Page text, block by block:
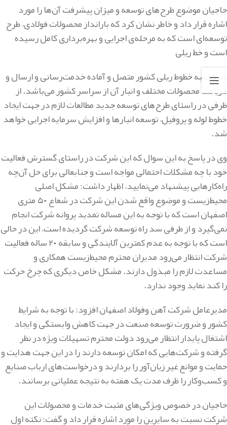
حاجیان موضوع طرح‌های توسعه و میزان پیشرفت آن‌ها را مورد
اشاره قرار داد و خاطر نشان کرد که بارانداز محصولات فولادی، طرح
توسعه‌ای است که به مرحله‌ی اجرایی و بهره‌برداری کامل رسیده
است و خط‌ ریلی
شرکت به خطوط‌ ریلی کشور متصل و آماده خدمت‌رسانی و ارسال و
دریافت محصولات مختلف و انبار آن از سراسر کشور می‌باشد. از
ظرفی در راستای طرح‌های توسعه جدید مطالعات لازم در جهت ایجاد
خطوط‌ لوله و پروفیل، توسعه انبارها و افزایش سرمایه اجرایی خواهد
شد.
وی در پاسخ به این سوال که این شرکت در راستای گسترش فعالیت
خود با چه مشکلات احتمالی مواجه است و جنابعالی برای حل آن‌چه
راه‌کارهایی پیشنهاد می‌نمایید، اظهار داشت: مشکل اصلی
محیط‌زیست و موضوع واقع شدن این شرکت در شعاع ۵۰ متری
اصفهان است که با توجه به این مساله تمدید پروانه شرکت انجام
نمی‌گیرد و از طرفی سد راه توسعه شرکت گردیده است، این در حالی
است که با توجه به عدم کمترین آلایندگی و سابقه ۲۰ ساله فعالیت
شرکت انتظار می‌رود مدیران محترم محیط‌زیست همکاری و
مساعدت لازم را مبذول دارند. مشکل خاص دیگری که چرخ حرکت
را کند نماید وجود ندارد.
مدیرعامل شرکت آهن وفولاد اصفهان افزود: با توجه به شرایط
کشور و ضرورت توسعه صنعت در جهت کاهش وابستگی و ایجاد
اشتغال پایدار انتظار می‌رود دولت محترم تسهیلات ویژه در نظر
گرفته و شرکت‌هایی که امکان توسعه دارند را در این جهت هدایت و
حمایت و موانع غیر زیان‌آور را بردارند و درخواست‌های ارباب صنایع
و کسب‌وکار را ظرف مدت یک هفته به نتیجه عملیاتی برسانند.
حاجیان در خصوص ویژگی‌های مثبت خدمات و محصولات این
شرکت نسبت به سایرین را مورد اشاره قرار داد و گفت: نکته اول